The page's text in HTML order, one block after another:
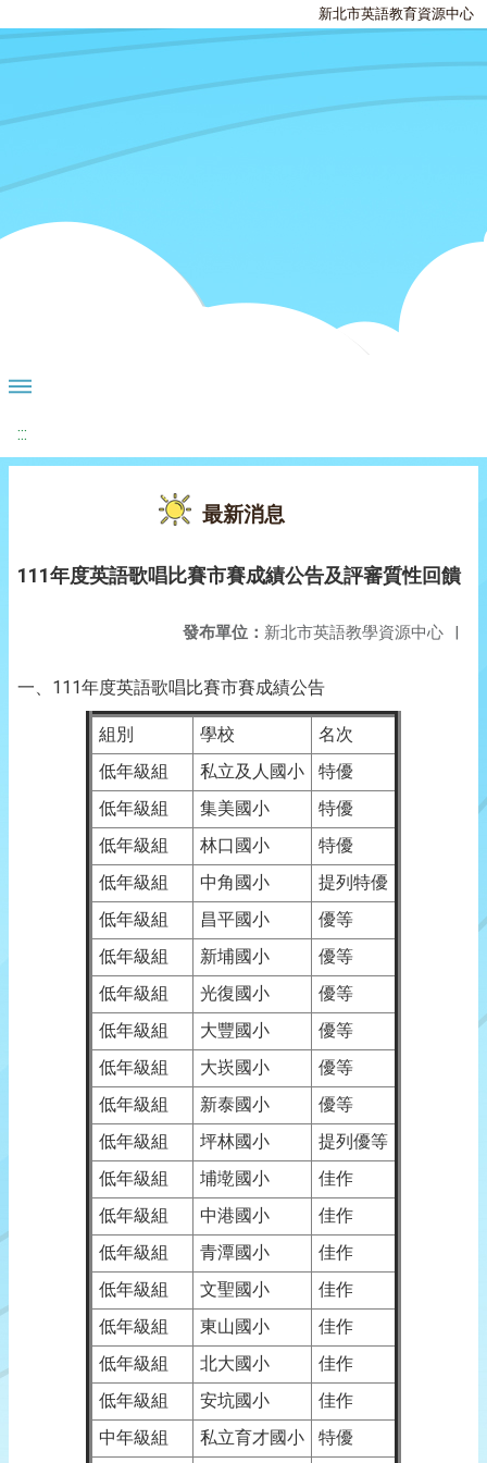
新北市英語教育資源中心
:::
最新消息
111年度英語歌唱比賽市賽成績公告及評審質性回饋
發布單位： 新北市英語教學資源中心 |
一、111年度英語歌唱比賽市賽成績公告
組別 學校
名次
低年級組
私立及人國小
特優
低年級組
集美國小
特優
低年級組
林口國小
特優
低年級組
中角國小
提列特優
低年級組
昌平國小
優等
低年級組
新埔國小
優等
低年級組
光復國小
優等
低年級組
大豐國小
優等
低年級組
大崁國小
優等
低年級組
新泰國小
優等
低年級組
坪林國小
提列優等
低年級組
埔墘國小
佳作
低年級組
中港國小
佳作
低年級組
青潭國小
佳作
低年級組
文聖國小
佳作
低年級組
東山國小
佳作
低年級組
北大國小
佳作
低年級組
安坑國小
佳作
中年級組
私立育才國小 特優